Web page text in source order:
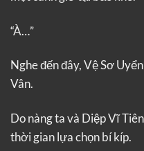
“À…”
Nghe đến đây, Vệ Sơ
Vân.
Do nàng ta và Diệp Vĩ
thời gian lựa chọn bí kíp.